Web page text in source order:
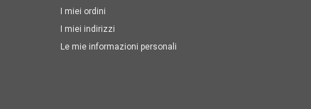
I miei ordini
I miei indirizzi
Le mie informazioni personali